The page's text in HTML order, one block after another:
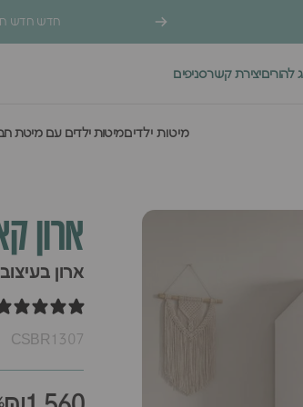
5% הנחה לרכישה הראשונה
להוריםיצירת קשרסניפים
מיטות ילדיםמיטות ילדים עם מיטת
ארון
ארון
CSBR1307